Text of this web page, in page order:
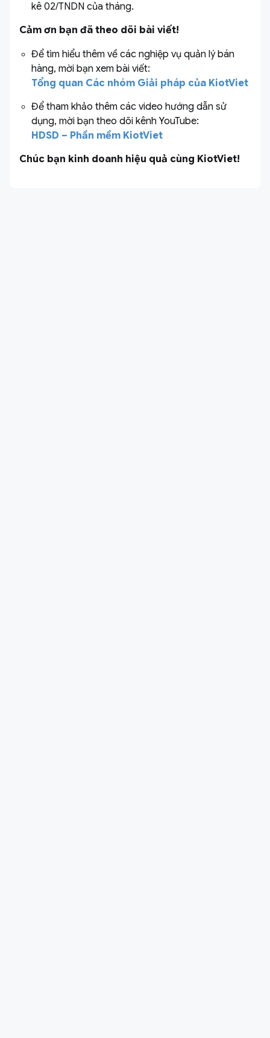
kê 02/TNDN của tháng.
Cảm ơn bạn đã theo dõi bài viết!
Để tìm hiểu thêm về các nghiệp vụ quản lý bán
hàng, mời bạn xem bài viết:
Tổng quan Các nhóm Giải pháp của KiotViet
Để tham khảo thêm các video hướng dẫn sử
dụng, mời bạn theo dõi kênh YouTube:
HDSD – Phần mềm KiotViet
Chúc bạn kinh doanh hiệu quả cùng KiotViet!